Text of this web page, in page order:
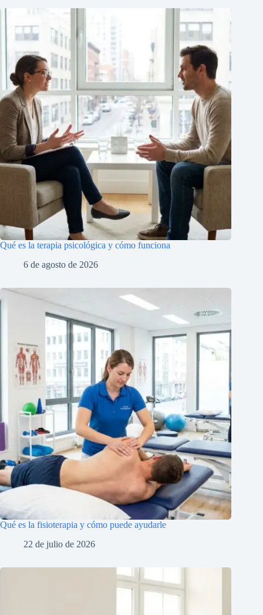
Qué es la terapia psicológica y cómo funciona
6 de agosto de 2026
Qué es la fisioterapia y cómo puede ayudarle
22 de julio de 2026